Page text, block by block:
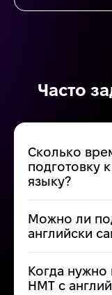
Часто
Сколько
подготовку
языку?
Можно ли
английски
Когда нужно
НМТ с